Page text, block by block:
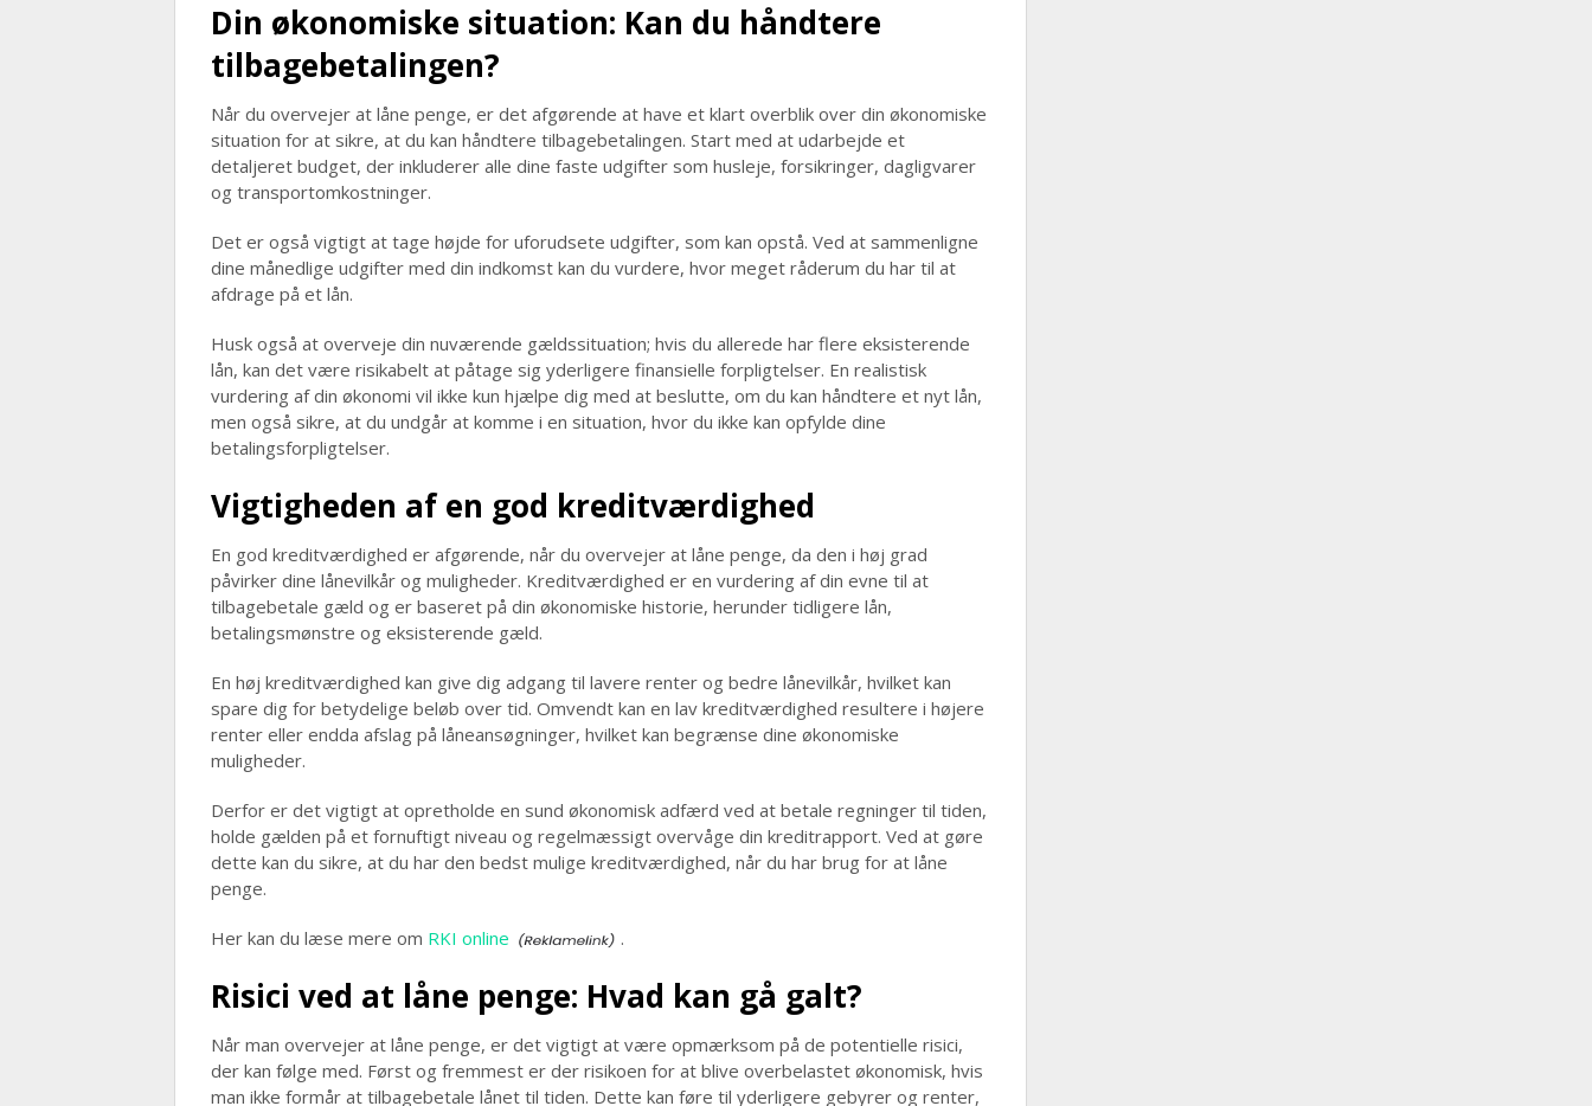
Din økonomiske situation: Kan du håndtere
tilbagebetalingen?
Når du overvejer at låne penge, er det afgørende at have et klart overblik over din økonomiske
situation for at sikre, at du kan håndtere tilbagebetalingen. Start med at udarbejde et
detaljeret budget, der inkluderer alle dine faste udgifter som husleje, forsikringer, dagligvarer
og transportomkostninger.
Det er også vigtigt at tage højde for uforudsete udgifter, som kan opstå. Ved at sammenligne
dine månedlige udgifter med din indkomst kan du vurdere, hvor meget råderum du har til at
afdrage på et lån.
Husk også at overveje din nuværende gældssituation; hvis du allerede har flere eksisterende
lån, kan det være risikabelt at påtage sig yderligere finansielle forpligtelser. En realistisk
vurdering af din økonomi vil ikke kun hjælpe dig med at beslutte, om du kan håndtere et nyt lån,
men også sikre, at du undgår at komme i en situation, hvor du ikke kan opfylde dine
betalingsforpligtelser.
Vigtigheden af en god kreditværdighed
En god kreditværdighed er afgørende, når du overvejer at låne penge, da den i høj grad
påvirker dine lånevilkår og muligheder. Kreditværdighed er en vurdering af din evne til at
tilbagebetale gæld og er baseret på din økonomiske historie, herunder tidligere lån,
betalingsmønstre og eksisterende gæld.
En høj kreditværdighed kan give dig adgang til lavere renter og bedre lånevilkår, hvilket kan
spare dig for betydelige beløb over tid. Omvendt kan en lav kreditværdighed resultere i højere
renter eller endda afslag på låneansøgninger, hvilket kan begrænse dine økonomiske
muligheder.
Derfor er det vigtigt at opretholde en sund økonomisk adfærd ved at betale regninger til tiden,
holde gælden på et fornuftigt niveau og regelmæssigt overvåge din kreditrapport. Ved at gøre
dette kan du sikre, at du har den bedst mulige kreditværdighed, når du har brug for at låne
penge.
Her kan du læse mere om RKI online .
Risici ved at låne penge: Hvad kan gå galt?
Når man overvejer at låne penge, er det vigtigt at være opmærksom på de potentielle risici,
der kan følge med. Først og fremmest er der risikoen for at blive overbelastet økonomisk, hvis
man ikke formår at tilbagebetale lånet til tiden. Dette kan føre til yderligere gebyrer og renter,